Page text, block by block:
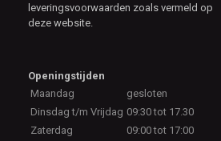
leveringsvoorwaarden zoals vermeld op
deze website.
Openingstijden
Maandag
gesloten
Dinsdag t/m Vrijdag 09:30 tot 17.30
Zaterdag
09:00 tot 17:00